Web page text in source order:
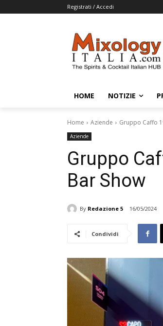
Registrati / Accedi
HOME NOTIZIE
Home Aziende Gruppo Caffo
Aziende
Gruppo
Bar Show
By Redazione 5 16/05/2024
Condividi